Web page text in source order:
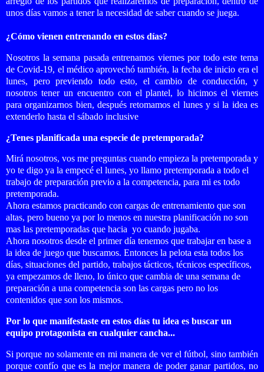
unos días vamos a tener la necesidad de saber cuando se juega.
¿Cómo vienen entrenando en estos días?
Nosotros la semana pasada entrenamos viernes por todo este tema
de Covid-19, el médico aprovechó también, la fecha de inicio era el
lunes, pero previendo todo esto, el cambio de conducción, y
nosotros tener un encuentro con el plantel, lo hicimos el viernes
para organizarnos bien, después retomamos el lunes y si la idea es
extenderlo hasta el sábado inclusive
¿Tenes planificada una especie de pretemporada?
Mirá nosotros, vos me preguntas cuando empieza la pretemporada y
yo te digo ya la empecé el lunes, yo llamo pretemporada a todo el
trabajo de preparación previo a la competencia, para mi es todo
pretemporada.
Ahora estamos practicando con cargas de entrenamiento que son
altas, pero bueno ya por lo menos en nuestra planificación no son
mas las pretemporadas que hacia yo cuando jugaba.
Ahora nosotros desde el primer día tenemos que trabajar en base a
la idea de juego que buscamos. Entonces la pelota esta todos los
días, situaciones del partido, trabajos tácticos, técnicos específicos,
ya empezamos de lleno, lo único que cambia de una semana de
preparación a una competencia son las cargas pero no los
contenidos que son los mismos.
Por lo que manifestaste en estos días tu idea es buscar un
equipo protagonista en cualquier cancha...
Si porque no solamente en mi manera de ver el fútbol, sino también
porque confío que es la mejor manera de poder ganar partidos, no